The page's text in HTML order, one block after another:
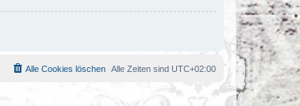
Alle Zeiten sind UTC+02:00
Alle Cookies löschen